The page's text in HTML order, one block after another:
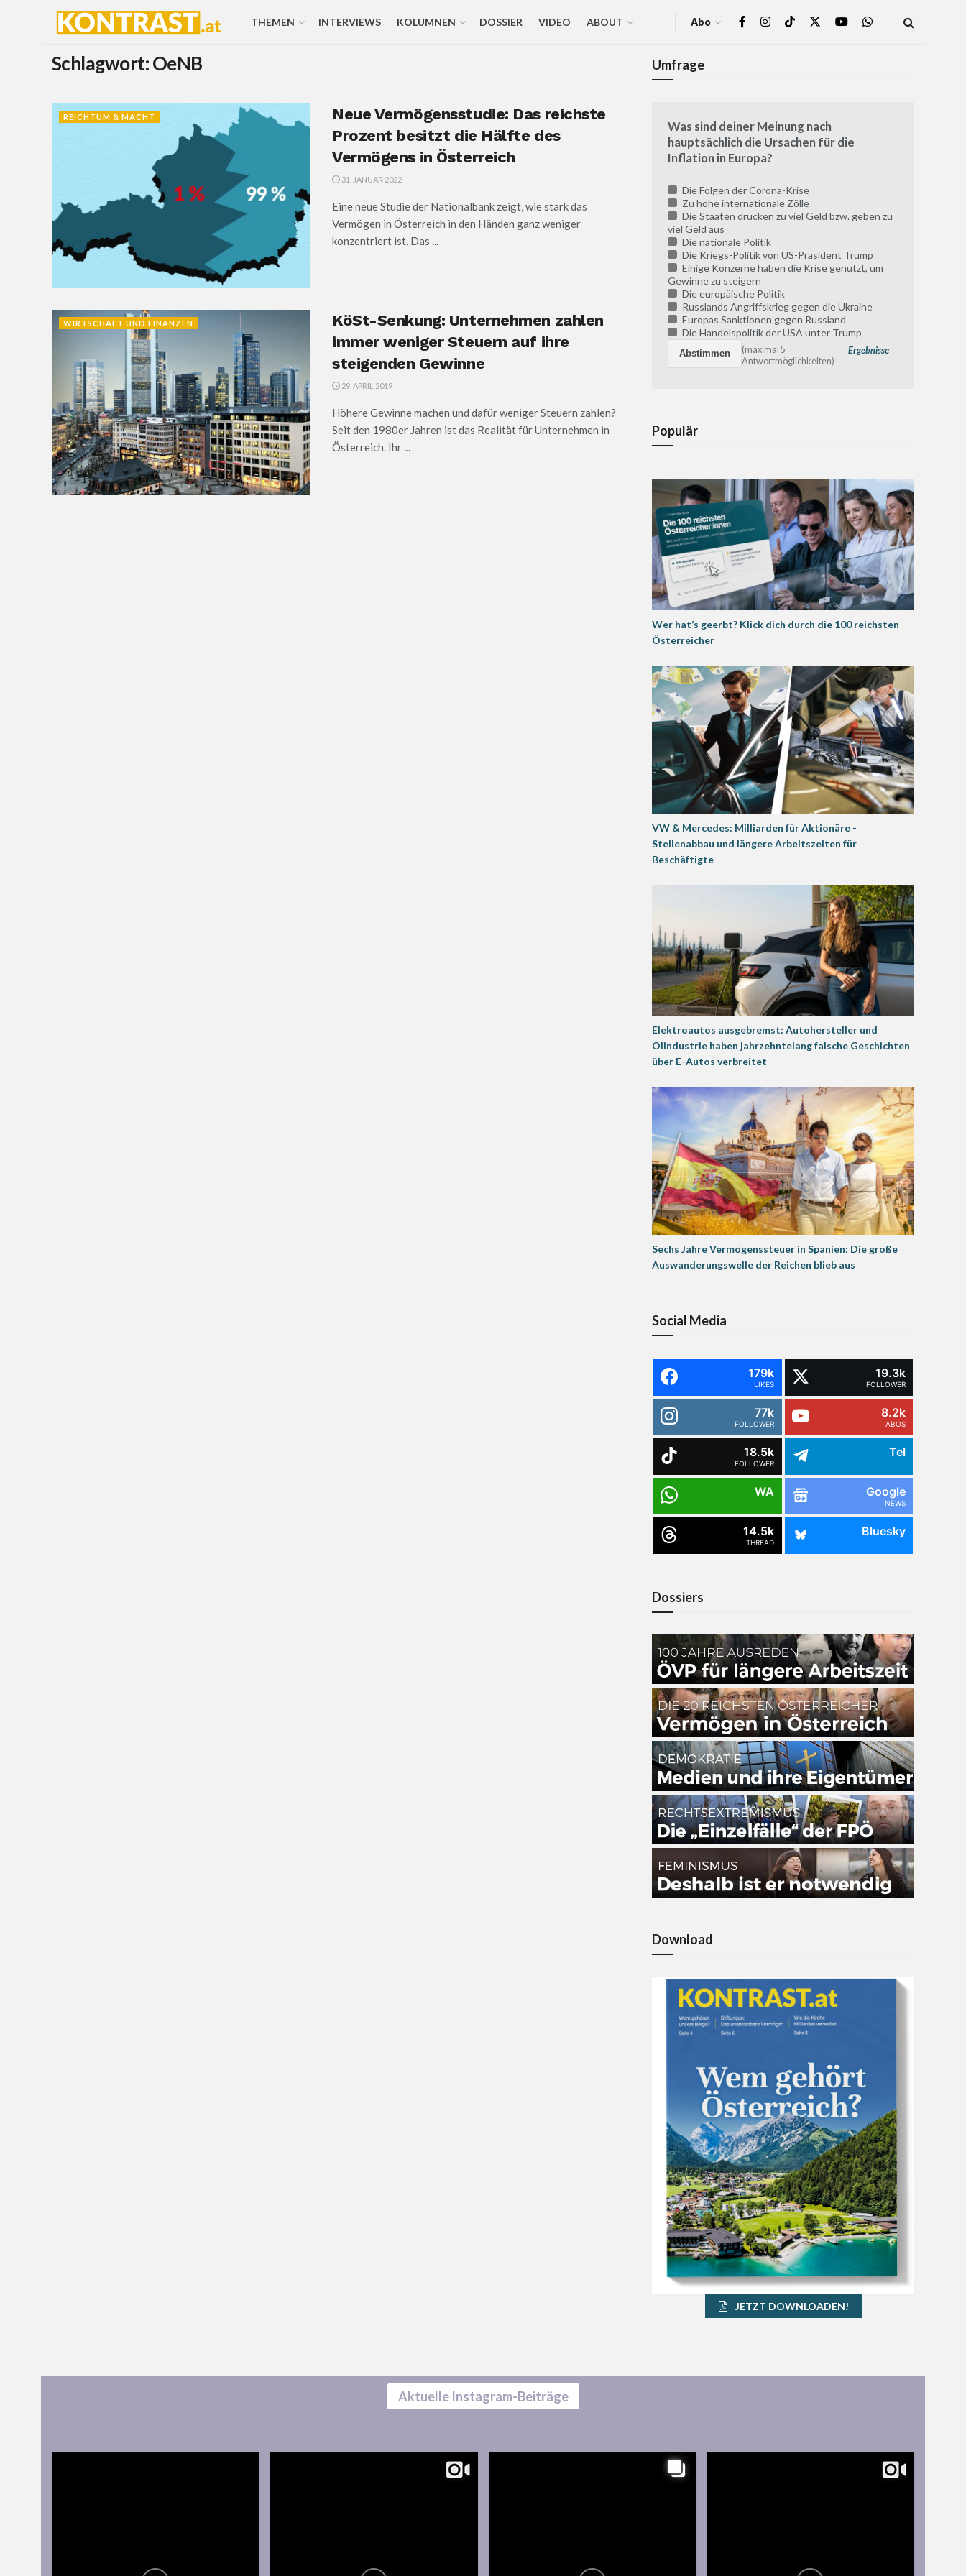
THEMEN INTERVIEWS KOLUMNEN DOSSIER VIDEO ABOUT Abo
Schlagwort:OeNB
REICHTUM & MACHT
Neue Vermögensstudie: Das reichste
Prozent besitzt die Hälfte des
Vermögens in Österreich
31. JANUAR 2022
Eine neue Studie der Nationalbank zeigt, wie stark das
Vermögen in Österreich in den Händen ganz weniger
konzentriert ist. Das ...
WIRTSCHAFT UND FINANZEN
KöSt-Senkung: Unternehmen zahlen
immer weniger Steuern auf ihre
steigenden Gewinne
29. APRIL 2019
Höhere Gewinne machen und dafür weniger Steuern zahlen?
Seit den 1980er Jahren ist das Realität für Unternehmen in
Österreich. Ihr ...
Umfrage
Was sind deiner Meinung nach
hauptsächlich die Ursachen für die
Inflation in Europa?
Die Folgen der Corona-Krise
Zu hohe internationale Zölle
Die Staaten drucken zu viel Geld bzw. geben zu
viel Geld aus
Die nationale Politik
Die Kriegs-Politik von US-Präsident Trump
Einige Konzerne haben die Krise genutzt, um
Gewinne zu steigern
Die europäische Politik
Russlands Angriffskrieg gegen die Ukraine
Europas Sanktionen gegen Russland
Die Handelspolitik der USA unter Trump
Ergebnisse
(maximal 5
Antwortmöglichkeiten)
Populär
Wer hat’s geerbt? Klick dich durch die 100 reichsten
Österreicher
VW & Mercedes: Milliarden für Aktionäre -
Stellenabbau und längere Arbeitszeiten für
Beschäftigte
Elektroautos ausgebremst: Autohersteller und
Ölindustrie haben jahrzehntelang falsche Geschichten
über E-Autos verbreitet
Sechs Jahre Vermögenssteuer in Spanien: Die große
Auswanderungswelle der Reichen blieb aus
Social Media
179k
LIKES
19.3k
FOLLOWER
77k
FOLLOWER
8.2k
ABOS
18.5k
FOLLOWER
Tel
WA Google
NEWS
14.5k
THREAD
Bluesky
Dossiers
Download
JETZT DOWNLOADEN!
Aktuelle Instagram-Beiträge